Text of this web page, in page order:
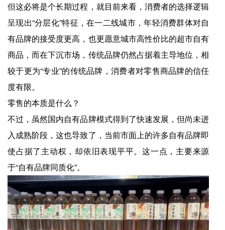
但这必将是个长期过程，就目前来看，消费者的选择逻辑
呈现出“分层化”特征，在一二线城市，年轻消费群体对自
有品牌的接受度更高，也更愿意城市高性价比的超市自有
商品，而在下沉市场，传统品牌仍然占据着主导地位，相
较于更为“专业”的传统品牌，消费者对零售商品牌的信任
度有限。
零售的本质是什么？
不过，虽然国内自有品牌模式得到了快速发展，但尚未进
入成熟阶段，这也导致了，当前市面上的许多自有品牌即
使占据了主动权，却依旧表现平平。这一点，主要来源
于“自有品牌同质化”。